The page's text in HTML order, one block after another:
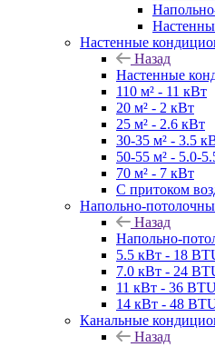
Настенные
Назад
Настенные
110 м² - 11 кВт
20 м² - 2 кВт
25 м² - 2.6 кВт
30-35 м² - 3.5
50-55 м² - 5.0-
70 м² - 7 кВт
С притоком
Напольно-
Назад
Напольно-
5.5 кВт - 18
7.0 кВт - 24
11 кВт - 36
14 кВт - 48
Канальные
Назад